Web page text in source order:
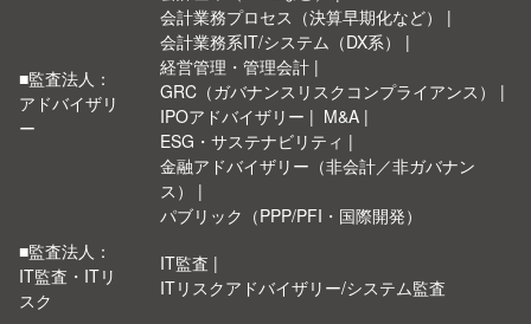
■監査法人：
アドバイザリ
ー
会計業務プロセス（決算早期化など）
会計業務系IT/システム（DX系）
経営管理・管理会計
GRC（ガバナンスリスクコンプライアンス）
IPOアドバイザリー
M&A
ESG・サステナビリティ
金融アドバイザリー（非会計／非ガバナン
ス）
パブリック（PPP/PFI・国際開発）
■監査法人：
IT監査・ITリ
スク
IT監査
ITリスクアドバイザリー/システム監査